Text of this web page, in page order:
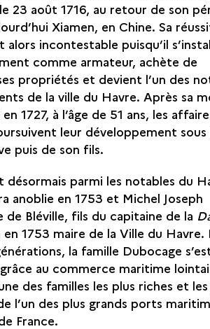
23 août 1716, au retour de son
Xiamen, en Chine. Sa
alors incontestable puisqu’il
comme armateur, achète de
propriétés et devient l’un des
de la ville du Havre. Après sa
1727, à l’âge de 51 ans, les
leur développement sous
puis de son fils.
désormais parmi les notables du
anoblie en 1753 et Michel Joseph
de Bléville, fils du capitaine de la
en 1753 maire de la Ville du Havre.
la famille Dubocage
au commerce maritime
des familles les plus riches et
l’un des plus grands ports
France.